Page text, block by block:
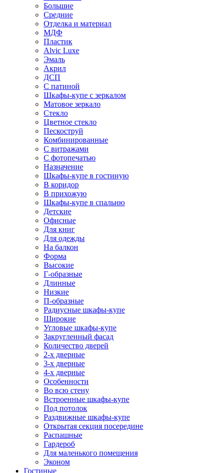
Большие
Средние
Отделка и материал
МДФ
Пластик
Alvic Luxe
Эмаль
Акрил
ДСП
С патиной
Шкафы-купе с зеркалом
Матовое зеркало
Стекло
Цветное стекло
Пескоструй
Комбинированные
С витражами
С фотопечатью
Назначение
Шкафы-купе в гостиную
В коридор
В прихожую
Шкафы-купе в спальню
Детские
Офисные
Для книг
Для одежды
На балкон
Форма
Высокие
Г-образные
Длинные
Низкие
П-образные
Радиусные шкафы-купе
Широкие
Угловые шкафы-купе
Закругленный фасад
Количество дверей
2-х дверные
3-х дверные
4-х дверные
Особенности
Во всю стену
Встроенные шкафы-купе
Под потолок
Раздвижные шкафы-купе
Открытая секция посередине
Распашные
Гардероб
Для маленького помещения
Эконом
Гостиные